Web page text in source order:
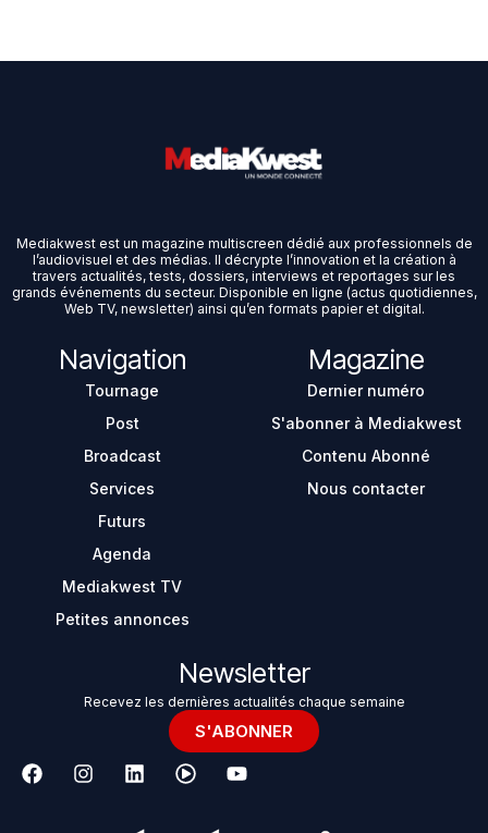
Mediakwest est un magazine multiscreen dédié aux professionnels de
l’audiovisuel et des médias. Il décrypte l’innovation et la création à
travers actualités, tests, dossiers, interviews et reportages sur les
grands événements du secteur. Disponible en ligne (actus quotidiennes,
Web TV, newsletter) ainsi qu’en formats papier et digital.
Navigation
Tournage
Post
Broadcast
Services
Futurs
Agenda
Mediakwest TV
Petites annonces
Magazine
Dernier numéro
S'abonner à Mediakwest
Contenu Abonné
Nous contacter
Newsletter
Recevez les dernières actualités chaque semaine
S'ABONNER